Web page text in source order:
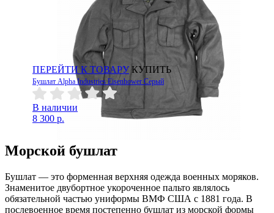
ПЕРЕЙТИ К ТОВАРУ КУПИТЬ
Бушлат Alpha Industries Eisenhower Серый
В наличии
8 300 р.
Морской бушлат
Бушлат — это форменная верхняя одежда военных моряков.
Знаменитое двубортное укороченное пальто являлось
обязательной частью униформы ВМФ США с 1881 года. В
послевоенное время постепенно бушлат из морской формы